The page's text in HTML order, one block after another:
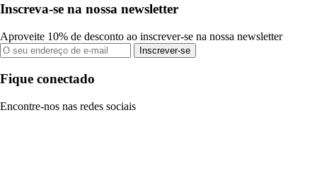
Inscreva-se na nossa newsletter
Aproveite 10% de desconto ao inscrever-se na nossa newsletter
Inscrever-se
Fique conectado
Encontre-nos nas redes sociais